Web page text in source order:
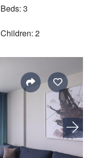
Beds: 3
Children: 2